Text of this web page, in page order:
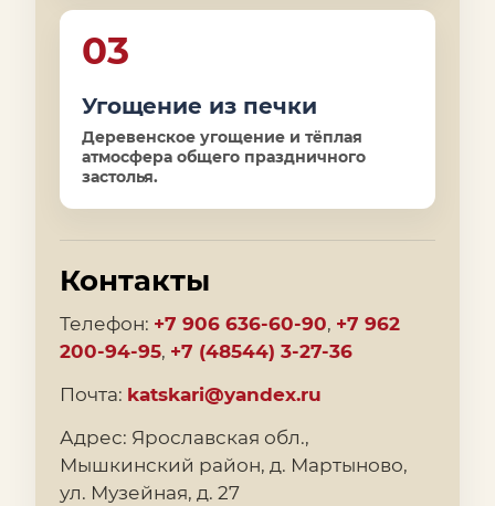
03
Угощение из печки
Деревенское угощение и тёплая
атмосфера общего праздничного
застолья.
Контакты
Телефон: +7 906 636-60-90, +7 962
200-94-95, +7 (48544) 3-27-36
Почта: katskari@yandex.ru
Адрес: Ярославская обл.,
Мышкинский район, д. Мартыново,
ул. Музейная, д. 27